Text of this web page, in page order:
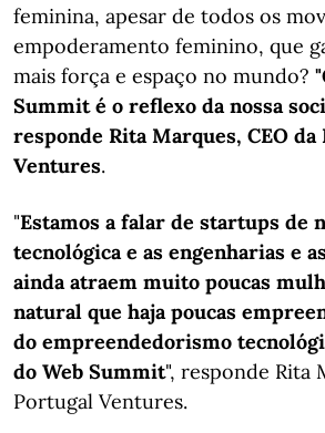
feminina, apesar de todos os
empoderamento feminino, que
mais força e espaço no mundo?
Summit é o reflexo da nossa
responde Rita Marques, CEO
Ventures.
"Estamos a falar de startups de
tecnológica e as engenharias e
ainda atraem muito poucas
natural que haja poucas
do empreendedorismo
do Web Summit", responde Rita
Portugal Ventures.